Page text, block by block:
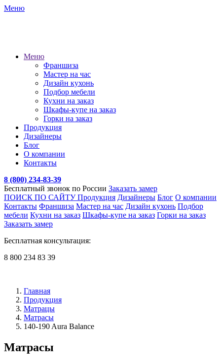
Меню
Меню
Франшиза
Мастер на час
Дизайн кухонь
Подбор мебели
Кухни на заказ
Шкафы-купе на заказ
Горки на заказ
Продукция
Дизайнеры
Блог
О компании
Контакты
8 (800) 234-83-39
Бесплатный звонок по России Заказать замер
ПОИСК ПО САЙТУПродукция Дизайнеры Блог О компании
Контакты Франшиза Мастер на час Дизайн кухонь Подбор
мебели Кухни на заказ Шкафы-купе на заказ Горки на заказ
Заказать замер
Бесплатная консультация:
8 800 234 83 39
Главная
Продукция
Матрацы
Матрасы
140-190 Aura Balance
Матрасы